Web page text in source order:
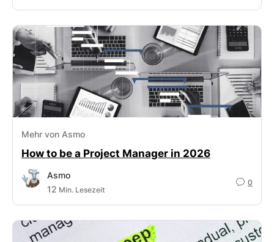
Mehr von Asmo
How to be a Project Manager in 2026
Asmo
12 Min. Lesezeit
0